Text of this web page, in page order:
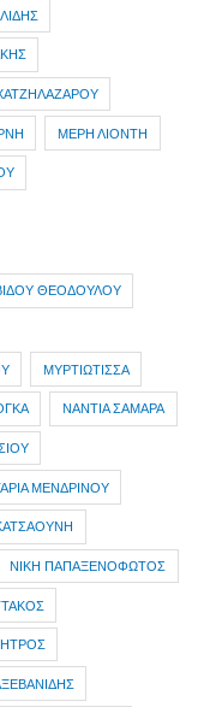
ΜΕΡΗ ΛΙΟΝΤΗ
ΘΕΟΔΟΥΛΟΥ
ΜΥΡΤΙΩΤΙΣΣΑ
ΝΑΝΤΙΑ ΣΑΜΑΡΑ
ΜΕΝΔΡΙΝΟΥ
ΝΙΚΗ ΠΑΠΑΞΕΝΟΦΩΤΟΣ